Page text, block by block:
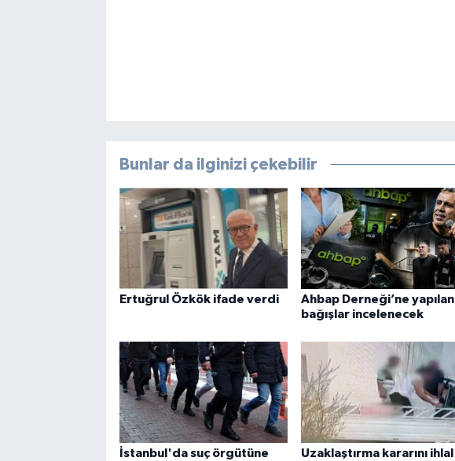
Bunlar da ilginizi çekebilir
Ertuğrul Özkök ifade verdi
Ahbap Derneği’ne yapılan
bağışlar incelenecek
İstanbul'da suç örgütüne
Uzaklaştırma kararını ihlal